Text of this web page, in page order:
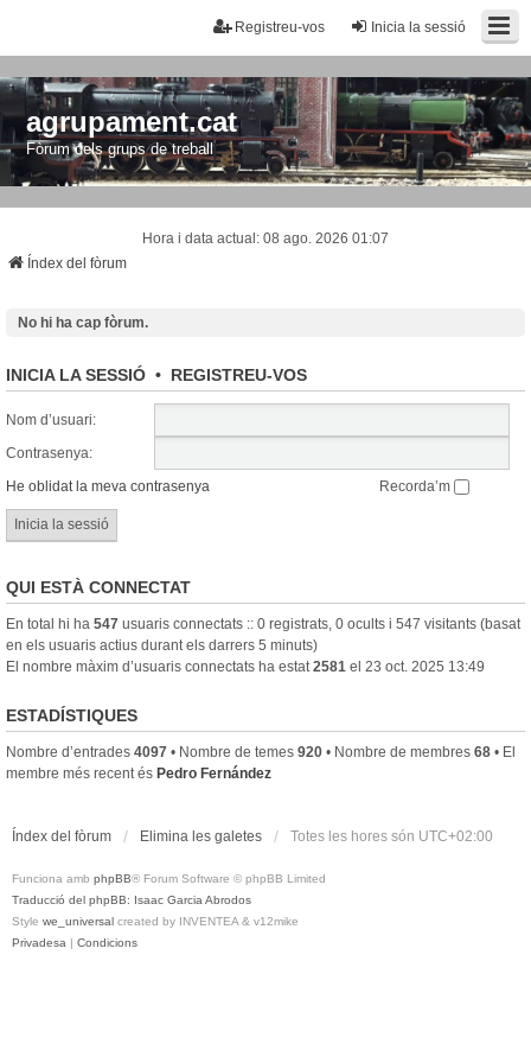
Inicia la sessió
Registreu-vos
agrupament.cat
Fòrum dels grups de treball
Hora i data actual: 08 ago. 2026 01:07
Índex del fòrum
No hi ha cap fòrum.
INICIA LA SESSIÓ • REGISTREU-VOS
Nom d’usuari:
Contrasenya:
He oblidat la meva contrasenya
Recorda’m
QUI ESTÀ CONNECTAT
En total hi ha 547 usuaris connectats :: 0 registrats, 0 ocults i 547 visitants (basat
en els usuaris actius durant els darrers 5 minuts)
El nombre màxim d’usuaris connectats ha estat 2581 el 23 oct. 2025 13:49
ESTADÍSTIQUES
Nombre d’entrades 4097 • Nombre de temes 920 • Nombre de membres 68 • El
membre més recent és Pedro Fernández
Índex del fòrum Elimina les galetes Totes les hores són UTC+02:00
Funciona amb phpBB® Forum Software © phpBB Limited
Traducció del phpBB: Isaac Garcia Abrodos
Style we_universal created by INVENTEA & v12mike
Privadesa | Condicions